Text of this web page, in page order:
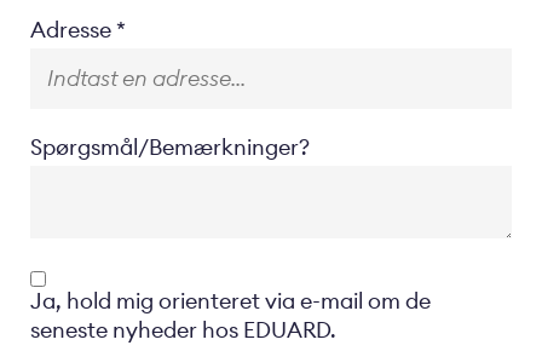
Location
Adresse
Spørgsmål/Bemærkninger?
Opt-
in
Ja, hold mig orienteret via e-mail om de
seneste nyheder hos EDUARD.